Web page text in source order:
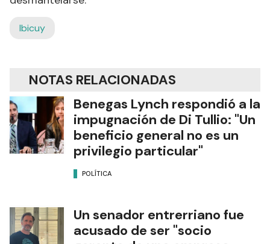
Ibicuy
NOTAS RELACIONADAS
Benegas Lynch respondió a la
impugnación de Di Tullio: "Un
beneficio general no es un
privilegio particular"
POLÍTICA
Un senador entrerriano fue
acusado de ser "socio